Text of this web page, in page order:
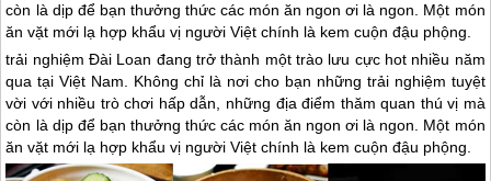
còn là dịp để bạn thưởng thức các món ăn ngon ơi là ngon. Một món
ăn vặt mới lạ hợp khẩu vị người Việt chính là kem cuộn đậu phộng.
trải nghiệmĐài Loan đang trở thành một trào lưu cực hot nhiều năm
qua tại Việt Nam. Không chỉ là nơi cho bạn những trải nghiệm tuyệt
vời với nhiều trò chơi hấp dẫn, những địa điểm thăm quan thú vị mà
còn là dịp để bạn thưởng thức các món ăn ngon ơi là ngon. Một món
ăn vặt mới lạ hợp khẩu vị người Việt chính là kem cuộn đậu phộng.